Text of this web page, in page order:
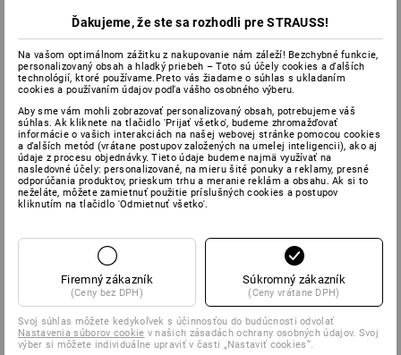
Ďakujeme, že ste sa rozhodli pre STRAUSS!
Na vašom optimálnom zážitku z nakupovanie nám záleží! Bezchybné funkcie,
personalizovaný obsah a hladký priebeh – Toto sú účely cookies a ďalších
technológií, ktoré používame.Preto vás žiadame o súhlas s ukladaním
cookies a používaním údajov podľa vášho osobného výberu.
Aby sme vám mohli zobrazovať personalizovaný obsah, potrebujeme váš
súhlas. Ak kliknete na tlačidlo 'Prijať všetko', budeme zhromažďovať
informácie o vašich interakciách na našej webovej stránke pomocou cookies
a ďalších metód (vrátane postupov založených na umelej inteligencii), ako aj
údaje z procesu objednávky. Tieto údaje budeme najmä využívať na
nasledovné účely: personalizované, na mieru šité ponuky a reklamy, presné
odporúčania produktov, prieskum trhu a meranie reklám a obsahu. Ak si to
neželáte, môžete zamietnuť použitie príslušných cookies a postupov
kliknutím na tlačidlo 'Odmietnuť všetko'.
Firemný zákazník
(Ceny bez DPH)
Súkromný zákazník
(Ceny vrátane DPH)
Svoj súhlas môžete kedykoľvek s účinnosťou do budúcnosti odvolať
Nastavenia súborov cookie v našich zásadách ochrany osobných údajov. Svoj
výber si môžete individuálne upraviť v časti „Nastaviť cookies“.